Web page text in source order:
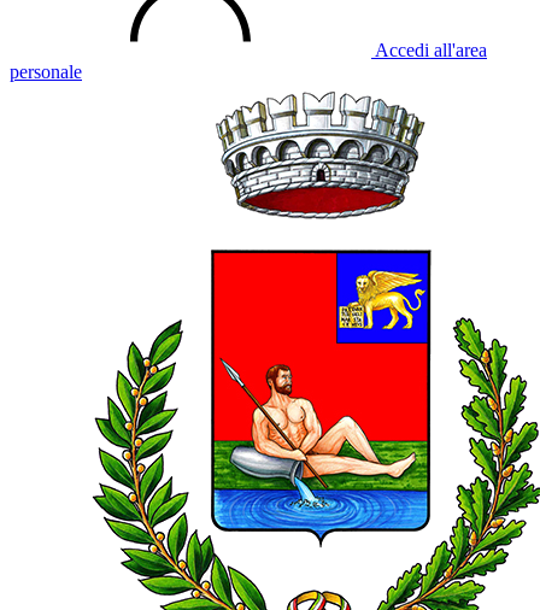
Accedi all'area
personale